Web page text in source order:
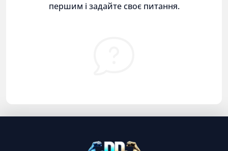
першим і задайте своє питання.